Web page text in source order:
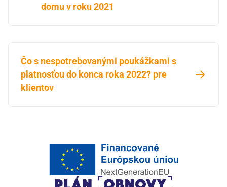
domu v roku 2021
Čo s nespotrebovanými poukážkami s
platnosťou do konca roka 2022? pre
klientov